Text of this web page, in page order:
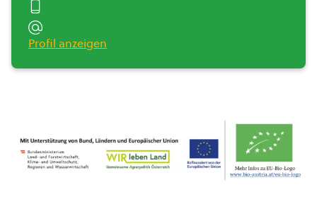
Profil anzeigen